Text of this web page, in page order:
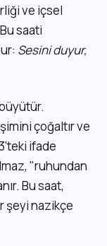
ve içsel
saati
Sesini duyur,
çoğaltır ve
ifade
"ruhundan
Bu saat,
şeyi nazikçe